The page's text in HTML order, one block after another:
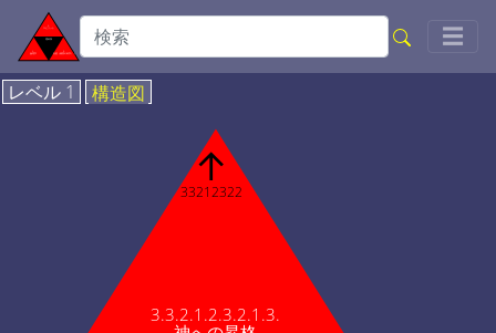
☰
レベル 1 構造図
3.3.2.1.2.3.2.1.3.
↑
33212322